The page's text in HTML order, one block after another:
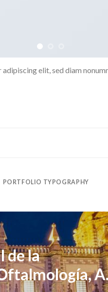
elit, sed diam
PORTFOLIO TYPOGRAPHY
de la